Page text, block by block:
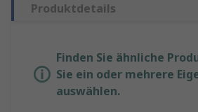
Produktdetails
Finden Sie ähnliche
Sie ein oder mehrere
auswählen.